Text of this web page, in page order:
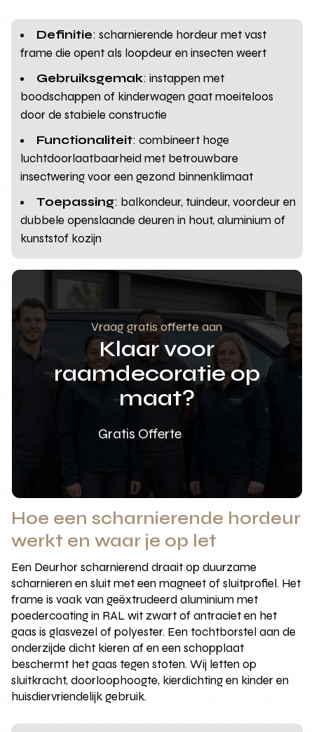
Definitie: scharnierende hordeur met vast
frame die opent als loopdeur en insecten weert
Gebruiksgemak: instappen met
boodschappen of kinderwagen gaat moeiteloos
door de stabiele constructie
Functionaliteit: combineert hoge
luchtdoorlaatbaarheid met betrouwbare
insectwering voor een gezond binnenklimaat
Toepassing: balkondeur, tuindeur, voordeur en
dubbele openslaande deuren in hout, aluminium of
kunststof kozijn
Vraag gratis offerte aan
Klaar voor
raamdecoratie op
maat?
Gratis Offerte
Hoe een scharnierende hordeur
werkt en waar je op let
Een Deurhor scharnierend draait op duurzame
scharnieren en sluit met een magneet of sluitprofiel. Het
frame is vaak van geëxtrudeerd aluminium met
poedercoating in RAL wit zwart of antraciet en het
gaas is glasvezel of polyester. Een tochtborstel aan de
onderzijde dicht kieren af en een schopplaat
beschermt het gaas tegen stoten. Wij letten op
sluitkracht, doorloophoogte, kierdichting en kinder en
huisdiervriendelijk gebruik.